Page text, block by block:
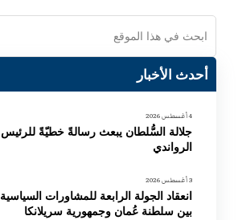
Search
أحدث الأخبار
4 أغسطس 2026
جلالة السُّلطان يبعث رسالةً خطيّةً للرئيس
الرواندي
3 أغسطس 2026
انعقاد الجولة الرابعة للمشاورات السياسية
بين سلطنة عُمان وجمهورية سريلانكا